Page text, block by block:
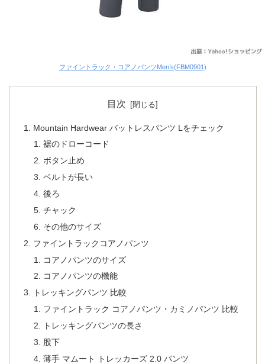
ファイントラック・コアノパンツMen’s(FBM0901)
目次
Mountain Hardwear バットレスパンツ Lをチェック
裾のドローコード
ボタン止め
ベルトが長い
後ろ
チャック
その他のサイズ
ファイントラックコアノパンツ
コアノパンツのサイズ
コアノパンツの機能
トレッキングパンツ 比較
ファイントラック コアノパンツ・カミノパンツ 比較
トレッキングパンツの長さ
股下
薄手 マムート トレッカーズ 2.0 パンツ